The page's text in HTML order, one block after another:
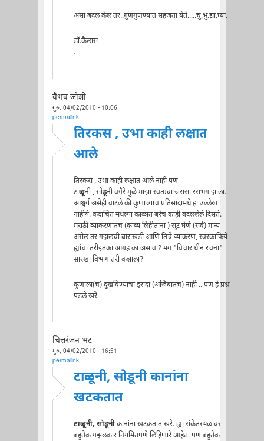
असा बदल केल तर..गुणगुणण्यात सहजता येते.....चु.भु.द्या.घ्या.
डॉ.कैलास
.
वैभव जोशी
गुरु, 04/02/2010 - 10:06
permalink
तिरकस , उभा काही लक्षात
आले
तिरकस , उभा काही लक्षात आले नाही पण
टाळूनी , सोडूनी वगैरे मुळे माझा स्वतःचा जरासा रसभंग झाला.
आश्चर्य असेही वाटले की कुणाच्याच प्रतिसादामधे हा उल्लेख
नाहीये. कदाचित मधल्या काळात बरेच काही बदललेले दिसते.
मराठी व्याकरणातच (काव्य लिहीताना ) सूट घेणे (सर्व) मान्य
असेल तर गझलची बाराखडी आणि तिचे व्याकरण, स्वरकाफिये
ह्यांचा तरीइतका आग्रह का असावा? मग "विचाराधीन रचना"
सारखा विभाग तरी कशाला?
कुणाला(च) दुखविण्याचा इरादा (अजिबातच) नाही .. पण हे प्रश्न
पडले खरे.
चित्तरंजन भट
गुरु, 04/02/2010 - 16:51
permalink
टाळूनी, सोडूनी कानांना
खटकतात
टाळूनी, सोडूनीकानांना खटकतात खरे. ह्या संकेतस्थळावर
बहुतेक गझलकार नियमितपणे लिहिणारे आहेत. पण बहुतेक